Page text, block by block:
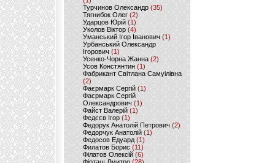
Турчинов Олександр(35)
Тягнибок Олег (2)
Ударцов Юрій (1)
Уколов Віктор(4)
Уманський Ігор Іванович(1)
Урбанський Олександр
Ігорович (1)
Усенко-Чорна Жанна (2)
Усов Констянтин(1)
Фабрикант Світлана Самуілівна
(2)
Фаєрмарк Сергій(1)
Фаєрмарк Сергій
Олександрович (1)
Файст Валерій(1)
Федєєв Ігор (1)
Федорук Анатолій Петрович (2)
Федорчук Анатолій (1)
Федосов Едуард (1)
Филатов Борис (11)
Філатов Олексій (6)